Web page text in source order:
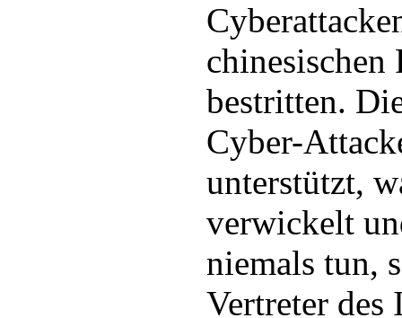
chinesischen
bestritten.
Cyber-
unterstützt,
verwickelt
niemals tun,
Vertreter